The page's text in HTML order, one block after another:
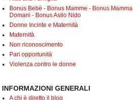
Bonus Bebè - Bonus Mamme - Bonus Mamma
Domani - Bonus Asilo Nido
Donne Incinte e Maternità
Maternità
Non riconoscimento
Pari opportunità
Violenza contro le donne
INFORMAZIONI GENERALI
A chi è diretto il blog